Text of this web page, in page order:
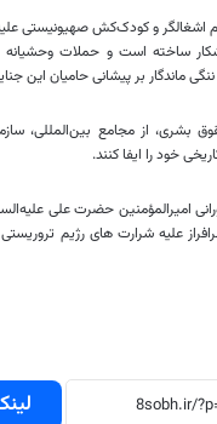
اشغالگر و کودک‌کش صهیونیستی
ساخته است و حملات وحشیانه
ماندگار بر پیشانی حامیان این
از مجامع بین‌المللی،
خود را ایفا کنند.
امیرالمؤمنین حضرت علی
علیه شرارت های رژیم